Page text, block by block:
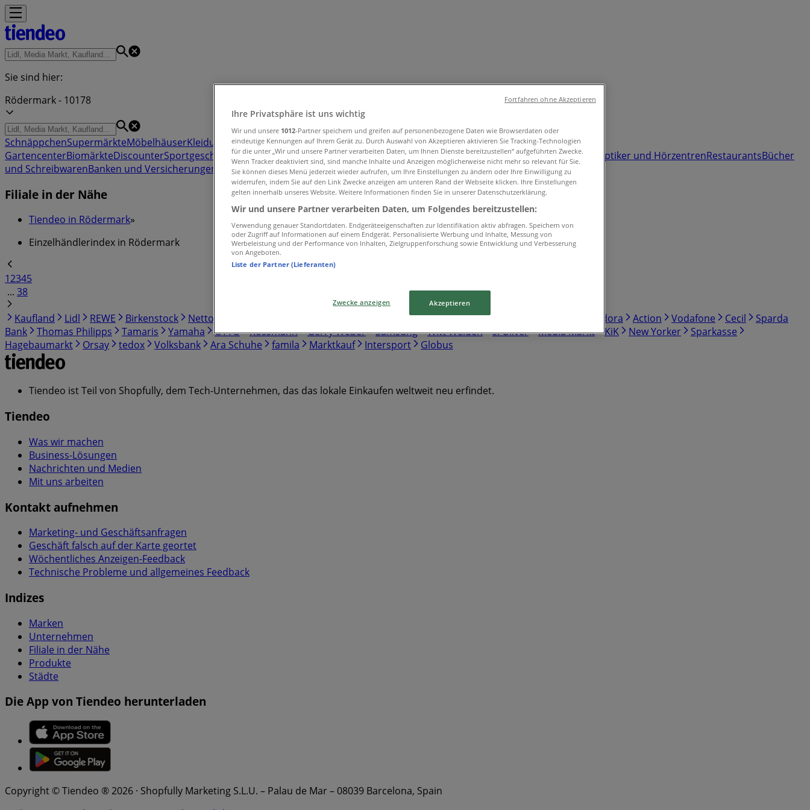
Sie sind hier:
Rödermark - 10178
SchnäppchenSupermärkteMöbelhäuserKleidung, Schuhe und AccessoiresElektromärkteDrogerien und ParfümerieBaumärkte und
GartencenterBiomärkteDiscounterSportgeschäfteSpielzeug und BabyAuto, Motorrad und WerkstattKaufhäuser Reisen und Freizeit Optiker und HörzentrenRestaurantsBücher
und SchreibwarenBanken und Versicherungen
Filiale in der Nähe
Tiendeo in Rödermark»
Einzelhändlerindex in Rödermark
12345
... 38
Kaufland
Lidl REWE Birkenstock Netto Aldi Nord Skechers Pandora Action Vodafone Cecil
Sparda
Bank
Thomas Philipps Tamaris Yamaha OTTO Rossmann Gerry Weber Samsung Witt Weiden s. Oliver Media Markt KiK New Yorker
Sparkasse
Hagebaumarkt
Orsay tedox Volksbank Ara Schuhe famila Marktkauf Intersport Globus
Tiendeo ist Teil von Shopfully, dem Tech-Unternehmen, das das lokale Einkaufen weltweit neu erfindet.
Tiendeo
Was wir machen
Business-Lösungen
Nachrichten und Medien
Mit uns arbeiten
Kontakt aufnehmen
Marketing- und Geschäftsanfragen
Geschäft falsch auf der Karte geortet
Wöchentliches Anzeigen-Feedback
Technische Probleme und allgemeines Feedback
Indizes
Marken
Unternehmen
Filiale in der Nähe
Produkte
Städte
Die App von Tiendeo herunterladen
Copyright © Tiendeo ® 2026 · Shopfully Marketing S.L.U. – Palau de Mar – 08039 Barcelona, Spain
Ihre Privatsphäre ist uns wichtig
Wir und unsere 1012-Partner speichern und greifen auf personenbezogene Daten wie Browserdaten oder
eindeutige Kennungen auf Ihrem Gerät zu. Durch Auswahl von Akzeptieren aktivieren Sie Tracking-Technologien
für die unter „Wir und unsere Partner verarbeiten Daten, um Ihnen Dienste bereitzustellen“ aufgeführten Zwecke.
Wenn Tracker deaktiviert sind, sind manche Inhalte und Anzeigen möglicherweise nicht mehr so relevant für Sie.
Sie können dieses Menü jederzeit wieder aufrufen, um Ihre Einstellungen zu ändern oder Ihre Einwilligung zu
widerrufen, indem Sie auf den Link Zwecke anzeigen am unteren Rand der Webseite klicken. Ihre Einstellungen
gelten innerhalb unseres Website. Weitere Informationen finden Sie in unserer Datenschutzerklärung.
Wir und unsere Partner verarbeiten Daten, um Folgendes bereitzustellen:
Verwendung genauer Standortdaten. Endgeräteeigenschaften zur Identifikation aktiv abfragen. Speichern von
oder Zugriff auf Informationen auf einem Endgerät. Personalisierte Werbung und Inhalte, Messung von
Werbeleistung und der Performance von Inhalten, Zielgruppenforschung sowie Entwicklung und Verbesserung
von Angeboten.
Liste der Partner (Lieferanten)
Zwecke anzeigen Akzeptieren
Fortfahren ohne Akzeptieren